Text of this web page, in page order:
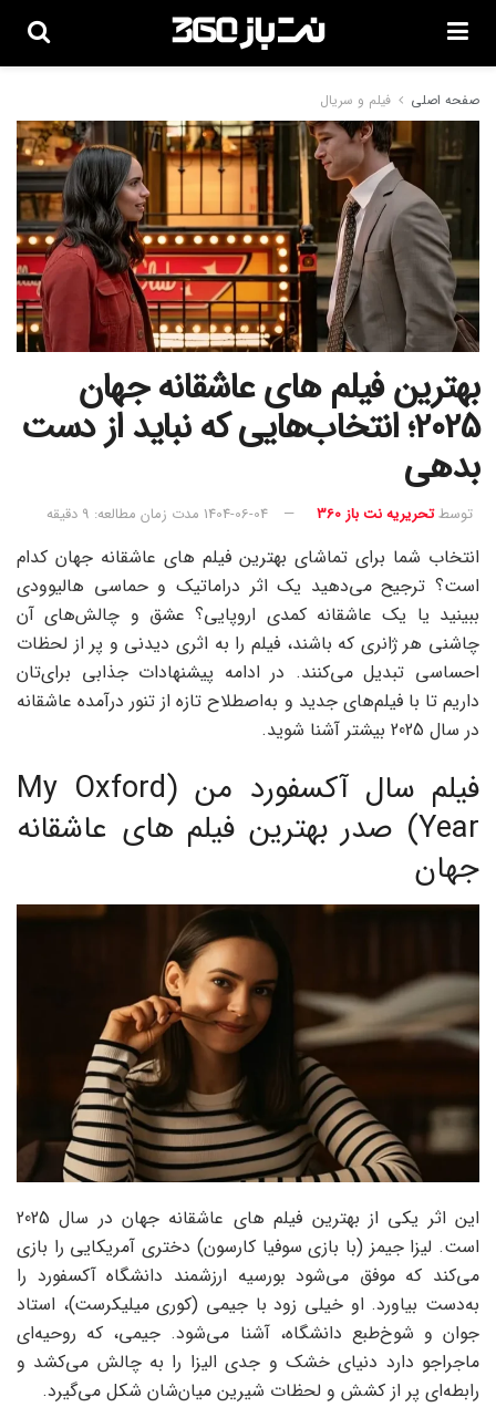
صفحه اصلی فیلم و سریال
بهترین فیلم های عاشقانه جهان
2025؛ انتخاب‌هایی که نباید از دست
بدهی
توسطتحریریه نت باز 360 1404-06-04 مدت زمان مطالعه: 9 دقیقه
انتخاب شما برای تماشای بهترین فیلم های عاشقانه جهان کدام
است؟ ترجیح می‌دهید یک اثر دراماتیک و حماسی هالیوودی
ببینید یا یک عاشقانه کمدی اروپایی؟ عشق و چالش‌های آن
چاشنی هر ژانری که باشند، فیلم را به اثری دیدنی و پر از لحظات
احساسی تبدیل می‌کنند. در ادامه پیشنهادات جذابی برای‌تان
داریم تا با فیلم‌های جدید و به‌اصطلاح تازه از تنور درآمده عاشقانه
در سال 2025 بیشتر آشنا شوید‌.
فیلم سال آکسفورد من (My Oxford
Year) صدر بهترین فیلم های عاشقانه
جهان
این اثر یکی از بهترین فیلم های عاشقانه جهان در سال 2025
است. لیزا جیمز (با بازی سوفیا کارسون) دختری آمریکایی را بازی
می‌کند که موفق می‌شود بورسیه ارزشمند دانشگاه آکسفورد را
به‌دست بیاورد. او خیلی زود با جیمی (کوری میلیکرست)، استاد
جوان و شوخ‌طبع دانشگاه، آشنا می‌شود. جیمی، که روحیه‌ای
ماجراجو دارد دنیای خشک و جدی الیزا را به چالش می‌کشد و
رابطه‌ای پر از کشش و لحظات شیرین میان‌شان شکل می‌گیرد.